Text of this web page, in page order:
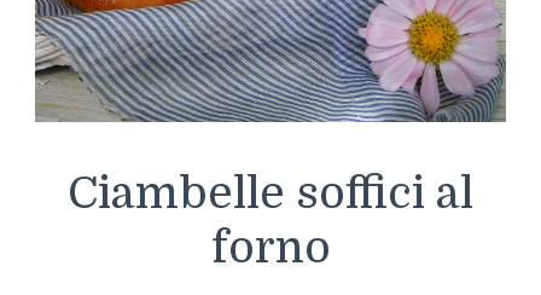
Ciambelle soffici al
forno